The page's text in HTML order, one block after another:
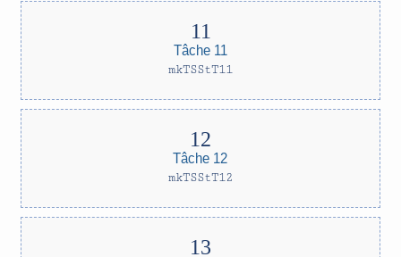
Tâche 11
mkTSStT11
Tâche 12
mkTSStT12